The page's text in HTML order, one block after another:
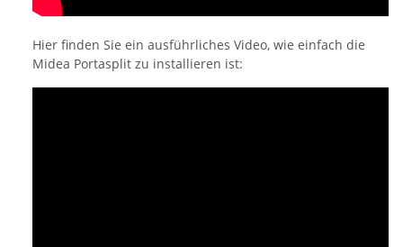
Hier finden Sie ein ausführliches Video, wie einfach die
Midea Portasplit zu installieren ist: